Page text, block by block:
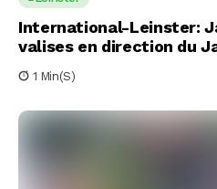
International-Leinster:
valises en direction du
1 Min(s)